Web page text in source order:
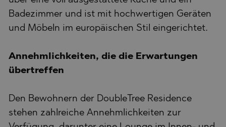
Badezimmer und ist mit hochwertigen Geräten
und Möbeln im europäischen Stil eingerichtet.
Annehmlichkeiten, die die Erwartungen
übertreffen
Den Bewohnern der DoubleTree Residence
stehen zahlreiche Annehmlichkeiten zur